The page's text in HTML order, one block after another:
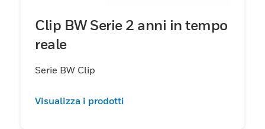
Clip BW Serie 2 anni in tempo
reale
Serie BW Clip
Visualizza i prodotti